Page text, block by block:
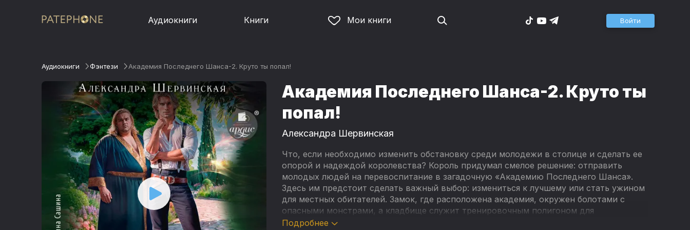
Аудиокниги Книги Мои книги Войти
Аудиокниги Фэнтези Академия Последнего Шанса-2. Круто ты попал!
Академия Последнего Шанса-2. Круто ты
попал!
Александра Шервинская
Что, если необходимо изменить обстановку среди молодежи в столице и сделать ее
опорой и надеждой королевства? Король придумал смелое решение: отправить
молодых людей на перевоспитание в загадочную «Академию Последнего Шанса».
Здесь им предстоит сделать важный выбор: измениться к лучшему или стать ужином
для местных обитателей. Замок, где расположена академия, окружен болотами с
опасными монстрами, а кладбище служит тренировочным полигоном для
призрачного воинства. Но для студентов академии это страшное место становится
Подробнее